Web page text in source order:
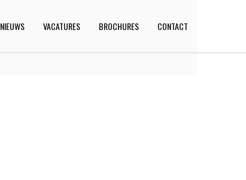
NIEUWS VACATURES BROCHURES CONTACT